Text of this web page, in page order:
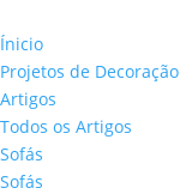
Ínicio
Projetos de Decoração
Artigos
Todos os Artigos
Sofás
Sofás